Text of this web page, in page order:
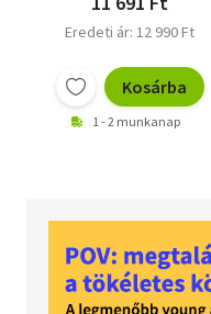
Eredeti ár: 12 990 Ft
Kosárba
1 - 2 munkanap